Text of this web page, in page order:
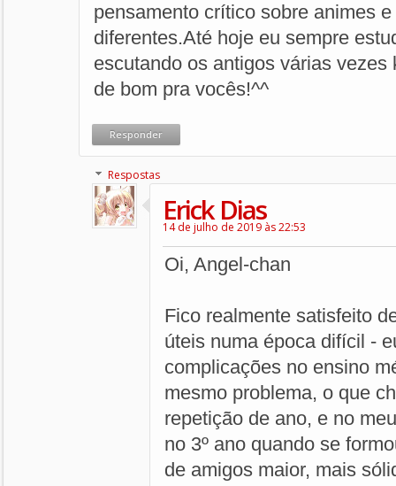
pensamento crítico sobre animes
diferentes.Até hoje eu sempre
escutando os antigos várias
de bom pra vocês!^^
Responder
Respostas
Erick Dias
14 de julho de 2019 às 22:53
Oi, Angel-chan
Fico realmente satisfeito
úteis numa época difícil -
complicações no ensino
mesmo problema, o que
repetição de ano, e no
no 3º ano quando se
de amigos maior, mais